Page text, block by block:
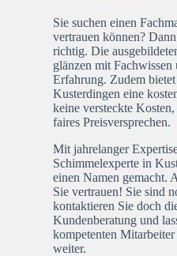
Sie suchen einen
vertrauen können?
richtig. Die
glänzen mit Fachwissen
Erfahrung. Zudem
Kusterdingen eine
keine versteckte
faires Preisversprechen.
Mit jahrelanger
Schimmelexperte in
einen Namen gemacht.
Sie vertrauen! Sie sind
kontaktieren Sie doch
Kundenberatung und
kompetenten
weiter.